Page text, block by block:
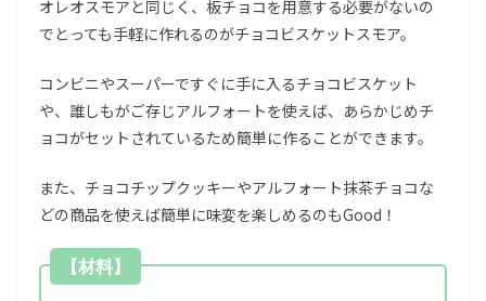
オレオスモアと同じく、板チョコを用意する必要がないの
でとっても手軽に作れるのがチョコビスケットスモア。
コンビニやスーパーですぐに手に入るチョコビスケット
や、誰しもがご存じアルフォートを使えば、あらかじめチ
ョコがセットされているため簡単に作ることができます。
また、チョコチップクッキーやアルフォート抹茶チョコな
どの商品を使えば簡単に味変を楽しめるのもGood！
【材料】